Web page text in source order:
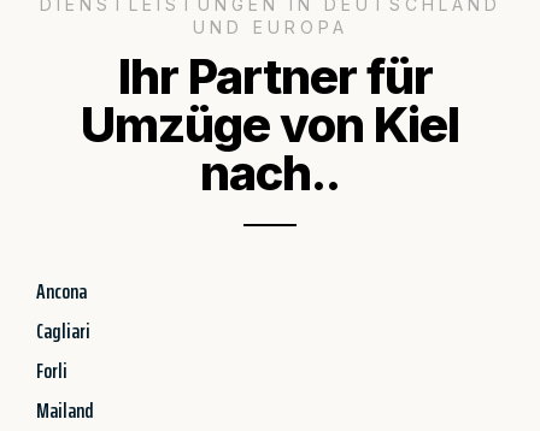
DIENSTLEISTUNGEN IN DEUTSCHLAND
UND EUROPA
Ihr Partner für
Umzüge von Kiel
nach..
Ancona
Cagliari
Forli
Mailand